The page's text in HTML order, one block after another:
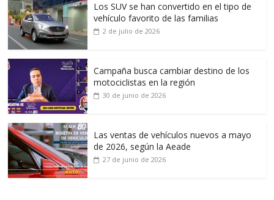
Los SUV se han convertido en el tipo de
vehículo favorito de las familias
2 de julio de 2026
Campaña busca cambiar destino de los
motociclistas en la región
30 de junio de 2026
Las ventas de vehículos nuevos a mayo
de 2026, según la Aeade
27 de junio de 2026